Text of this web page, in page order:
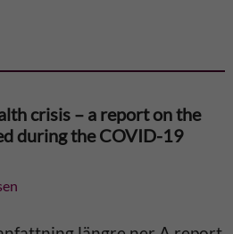
crisis – a report on the
during the COVID-19